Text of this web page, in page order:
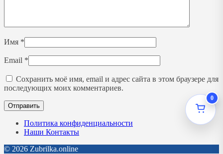
Имя *
Email *
Сохранить моё имя, email и адрес сайта в этом браузере для
последующих моих комментариев.
Политика конфиденциальности
Наши Контакты
© 2026 Zubrilka.online
0